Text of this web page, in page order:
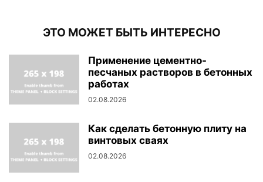
ЭТО МОЖЕТ БЫТЬ ИНТЕРЕСНО
Применение цементно-
песчаных растворов в бетонных
работах
02.08.2026
Как сделать бетонную плиту на
винтовых сваях
02.08.2026